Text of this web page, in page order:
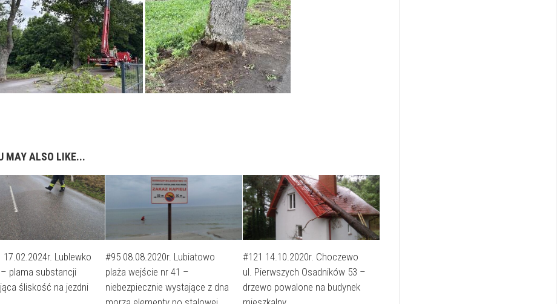
MAY ALSO LIKE...
17.02.2024r. Lublewko
– plama substancji
śliskość na jezdni
#95 08.08.2020r. Lubiatowo
plaża wejście nr 41 –
niebezpiecznie wystające z dna
#121 14.10.2020r. Choczewo
ul. Pierwszych Osadników 53 –
drzewo powalone na budynek